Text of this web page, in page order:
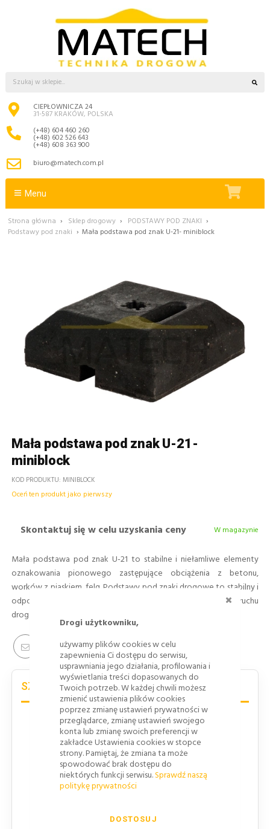
Drogi użytkowniku,
używamy plików cookies w celu
zapewnienia Ci dostępu do serwisu,
usprawniania jego działania, profilowania i
wyświetlania treści dopasowanych do
Twoich potrzeb. W każdej chwili możesz
zmienić ustawienia plików cookies
poprzez zmianę ustawień prywatności w
przeglądarce, zmianę ustawień swojego
konta lub zmianę swoich preferencji w
zakładce Ustawienia cookies w stopce
strony. Pamiętaj, że zmiana ta może
spowodować brak dostępu do
niektórych funkcji serwisu.Sprawdź naszą
politykę prywatności
DOSTOSUJ
CIEPŁOWNICZA 24
31-587 KRAKÓW, POLSKA
(+48) 604 460 260
(+48) 602 526 643
(+48) 608 363 900
biuro@matech.com.pl
Menu
Strona główna › Sklep drogowy › PODSTAWY POD ZNAKI ›
Podstawy pod znaki › Mała podstawa pod znak U-21- miniblock
Mała podstawa pod znak U-21-
miniblock
KOD PRODUKTU MINIBLOCK
Oceń ten produkt jako pierwszy
Skontaktuj się w celu uzyskania ceny W magazynie
Mała podstawa pod znak U-21 to stabilne i niełamliwe elementy
oznakowania pionowego zastępujące obciążenia z betonu,
worków z piaskiem, felg. Podstawy pod znaki drogowe to stabilny i
odporny na uszkodzenia element zabezpieczenia ruchu
drogowego.
SZCZEGÓŁY PRODUKTU
Mała podstawa pod znak U-21 to stabilne i
niełamliwe elementy oznakowania pionowego
zastępujące obciążenia z betonu, worków z
piaskiem, felg. Podstawy podznaki drogowe
stabilny i odporny na uszkodzenia element
Podstawy wykonane zostały z